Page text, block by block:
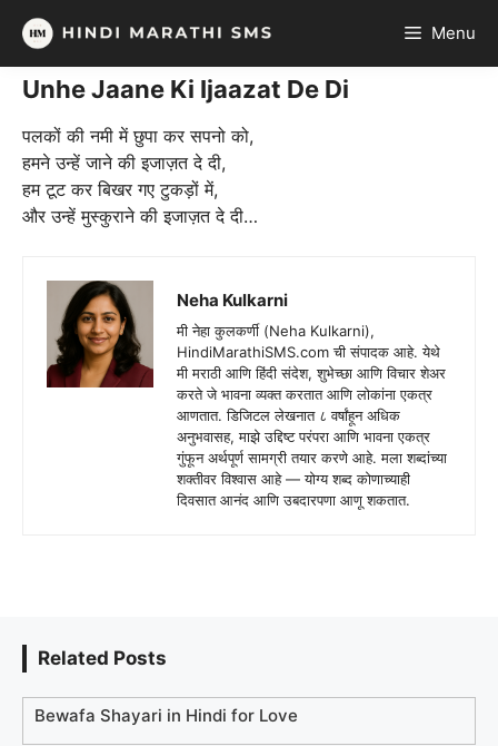
Skip
content
Menu
Unhe Jaane Ki Ijaazat De Di
पलकों की नमी में छुपा कर सपनो को,
हमने उन्हें जाने की इजाज़त दे दी,
हम टूट कर बिखर गए टुकड़ों में,
और उन्हें मुस्कुराने की इजाज़त दे दी…
Neha Kulkarni
मी नेहा कुलकर्णी (Neha Kulkarni),
HindiMarathiSMS.com ची संपादक आहे. येथे
मी मराठी आणि हिंदी संदेश, शुभेच्छा आणि विचार शेअर
करते जे भावना व्यक्त करतात आणि लोकांना एकत्र
आणतात. डिजिटल लेखनात ८ वर्षांहून अधिक
अनुभवासह, माझे उद्दिष्ट परंपरा आणि भावना एकत्र
गुंफून अर्थपूर्ण सामग्री तयार करणे आहे. मला शब्दांच्या
शक्तीवर विश्वास आहे — योग्य शब्द कोणाच्याही
दिवसात आनंद आणि उबदारपणा आणू शकतात.
Related Posts
Bewafa Shayari in Hindi for Love